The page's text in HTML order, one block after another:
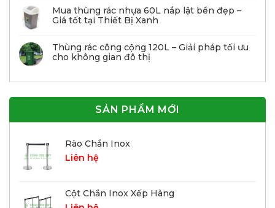
Mua thùng rác nhựa 60L nắp lật bền đẹp –
Giá tốt tại Thiết Bị Xanh
Thùng rác công cộng 120L – Giải pháp tối ưu
cho không gian đô thị
SẢN PHẨM MỚI
Rào Chắn Inox
Liên hệ
Cột Chắn Inox Xếp Hàng